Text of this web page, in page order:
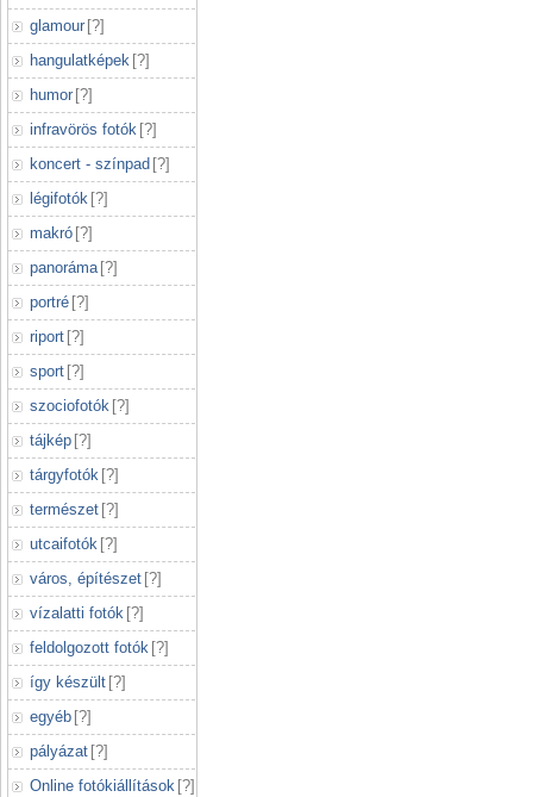
glamour [?]
hangulatképek [?]
humor [?]
infravörös fotók [?]
koncert - színpad [?]
légifotók [?]
makró [?]
panoráma [?]
portré [?]
riport [?]
sport [?]
szociofotók [?]
tájkép [?]
tárgyfotók [?]
természet [?]
utcaifotók [?]
város, építészet [?]
vízalatti fotók [?]
feldolgozott fotók [?]
így készült [?]
egyéb [?]
pályázat [?]
Online fotókiállítások [?]